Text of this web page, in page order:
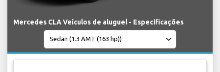
Mercedes CLA Veículos de aluguel - Especificações